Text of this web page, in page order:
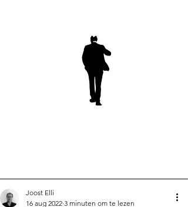
Joost Elli
16 aug 2022 3 minuten om te lezen